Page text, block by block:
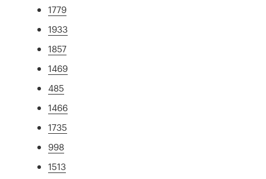
1779
1933
1857
1469
485
1466
1735
998
1513